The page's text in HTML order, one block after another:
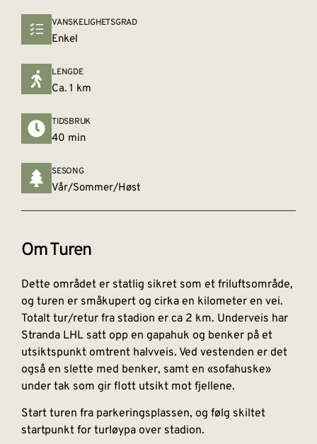
VANSKELIGHETSGRAD
Enkel
LENGDE
Ca. 1 km
TIDSBRUK
40 min
SESONG
Vår/Sommer/Høst
Om Turen
Dette området er statlig sikret som et friluftsområde,
og turen er småkupert og cirka en kilometer en vei.
Totalt tur/retur fra stadion er ca 2 km. Underveis har
Stranda LHL satt opp en gapahuk og benker på et
utsiktspunkt omtrent halvveis. Ved vestenden er det
også en slette med benker, samt en «sofahuske»
under tak som gir flott utsikt mot fjellene.
Start turen fra parkeringsplassen, og følg skiltet
startpunkt for turløypa over stadion.